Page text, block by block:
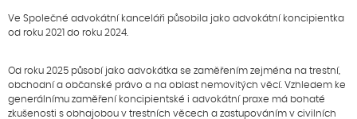
Ve Společné advokátní kanceláři působila jako advokátní koncipientka
od roku 2021 do roku 2024.
Od roku 2025 působí jako advokátka se zaměřením zejména na trestní,
obchodní a občanské právo a na oblast nemovitých věcí. Vzhledem ke
generálnímu zaměření koncipientské i advokátní praxe má bohaté
zkušenosti s obhajobou v trestních věcech a zastupováním v civilních